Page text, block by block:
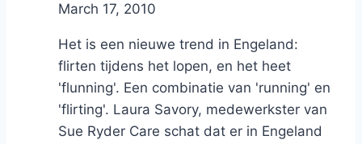
ByNicole
March 17, 2010
Het is een nieuwe trend in Engeland:
flirten tijdens het lopen, en het heet
'flunning'. Een combinatie van 'running' en
'flirting'. Laura Savory, medewerkster van
Sue Ryder Care schat dat er in Engeland